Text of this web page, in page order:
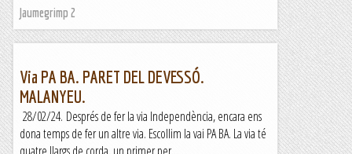
Jaumegrimp 2
Via PA BA. PARET DEL DEVESSÓ.
MALANYEU.
28/02/24. Després de fer la via Independència, encara ens
dona temps de fer un altre via. Escollim la vai PA BA. La via té